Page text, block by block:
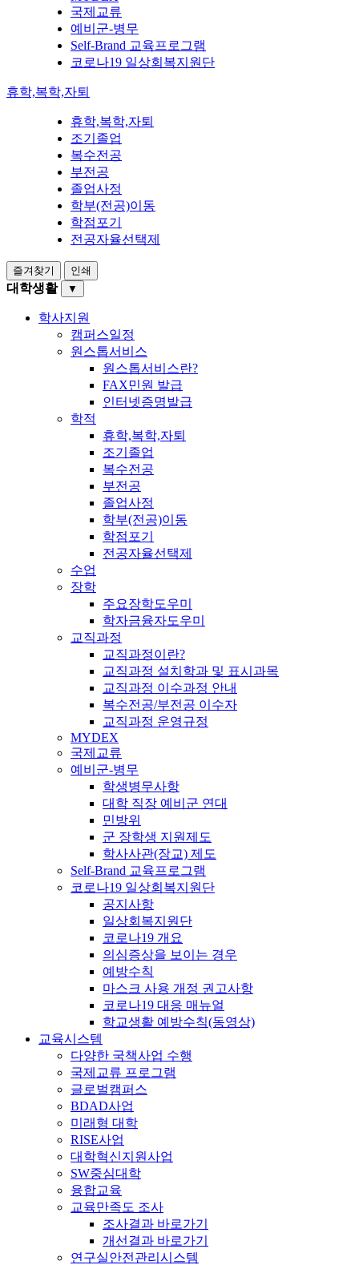
국제교류
예비군-병무
Self-Brand 교육프로그램
코로나19 일상회복지원단
휴학,복학,자퇴
휴학,복학,자퇴
조기졸업
복수전공
부전공
졸업사정
학부(전공)이동
학점포기
전공자율선택제
즐겨찾기 인쇄
대학생활 ▼
학사지원
캠퍼스일정
원스톱서비스
원스톱서비스란?
FAX민원 발급
인터넷증명발급
학적
휴학,복학,자퇴
조기졸업
복수전공
부전공
졸업사정
학부(전공)이동
학점포기
전공자율선택제
수업
장학
주요장학도우미
학자금융자도우미
교직과정
교직과정이란?
교직과정 설치학과 및 표시과목
교직과정 이수과정 안내
복수전공/부전공 이수자
교직과정 운영규정
MYDEX
국제교류
예비군-병무
학생병무사항
대학 직장 예비군 연대
민방위
군 장학생 지원제도
학사사관(장교) 제도
Self-Brand 교육프로그램
코로나19 일상회복지원단
공지사항
일상회복지원단
코로나19 개요
의심증상을 보이는 경우
예방수칙
마스크 사용 개정 권고사항
코로나19 대응 매뉴얼
학교생활 예방수칙(동영상)
교육시스템
다양한 국책사업 수행
국제교류 프로그램
글로벌캠퍼스
BDAD사업
미래형 대학
RISE사업
대학혁신지원사업
SW중심대학
융합교육
교육만족도 조사
조사결과 바로가기
개선결과 바로가기
연구실안전관리시스템